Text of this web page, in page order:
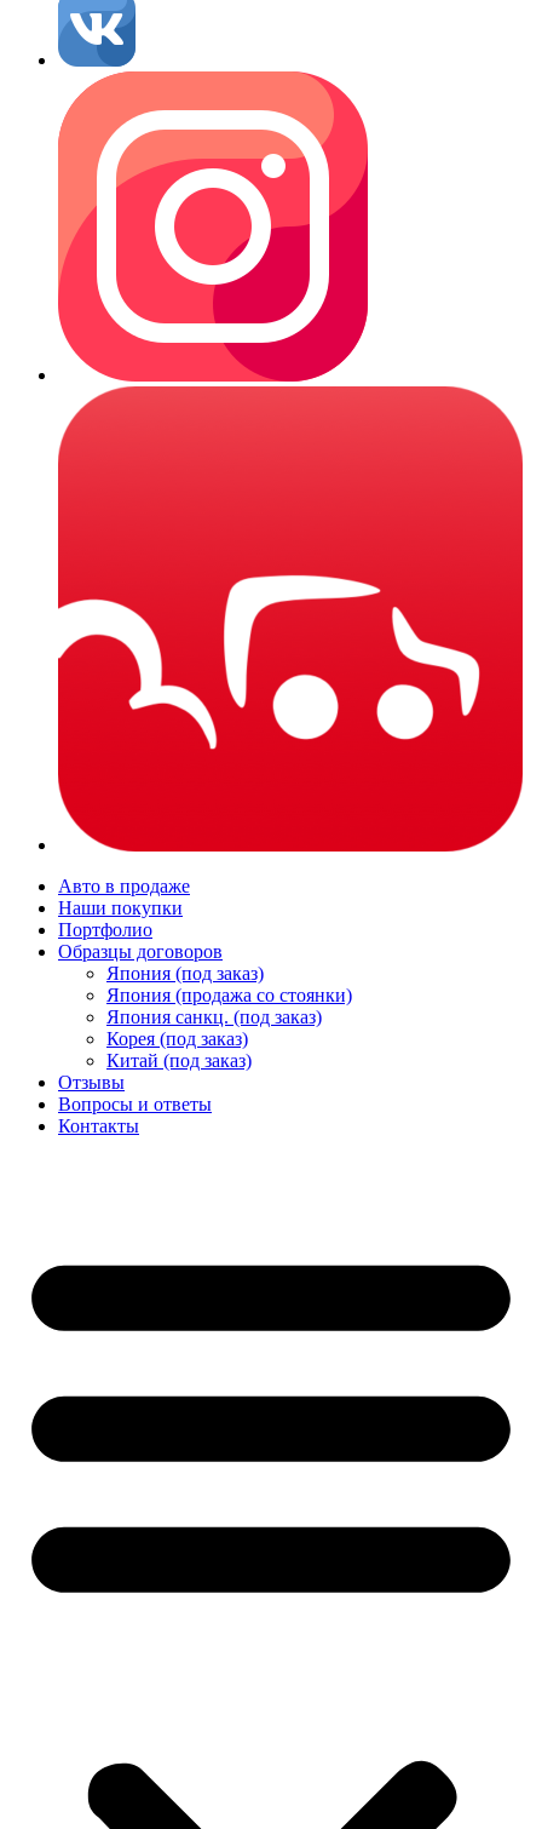
Авто в продаже
Наши покупки
Портфолио
Образцы договоров
Япония (под заказ)
Япония (продажа со стоянки)
Япония санкц. (под заказ)
Корея (под заказ)
Китай (под заказ)
Отзывы
Вопросы и ответы
Контакты